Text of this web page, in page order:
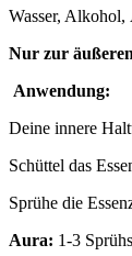
Wasser, Alkohol,
Nur zur
Anwendung:
Deine innere
Schüttel das
Sprühe die
Aura: 1-3